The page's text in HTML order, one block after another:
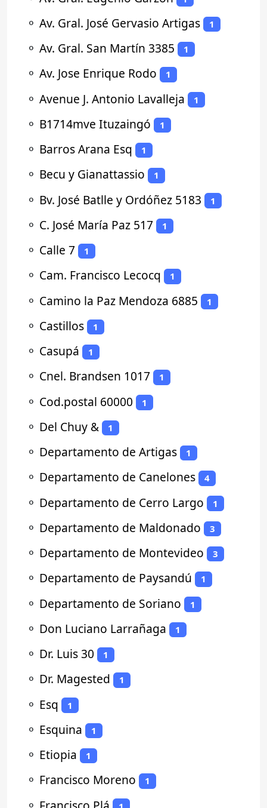
⚬ Av. Gral. José Gervasio Artigas 1
⚬ Av. Gral. San Martín 3385 1
⚬ Av. Jose Enrique Rodo 1
⚬ Avenue J. Antonio Lavalleja 1
⚬ B1714mve Ituzaingó 1
⚬ Barros Arana Esq 1
⚬ Becu y Gianattassio 1
⚬ Bv. José Batlle y Ordóñez 5183 1
⚬ C. José María Paz 517 1
⚬ Calle 7 1
⚬ Cam. Francisco Lecocq 1
⚬ Camino la Paz Mendoza 6885 1
⚬ Castillos 1
⚬ Casupá 1
⚬ Cnel. Brandsen 1017 1
⚬ Cod.postal 60000 1
⚬ Del Chuy & 1
⚬ Departamento de Artigas 1
⚬ Departamento de Canelones 4
⚬ Departamento de Cerro Largo 1
⚬ Departamento de Maldonado 3
⚬ Departamento de Montevideo 3
⚬ Departamento de Paysandú 1
⚬ Departamento de Soriano 1
⚬ Don Luciano Larrañaga 1
⚬ Dr. Luis 30 1
⚬ Dr. Magested 1
⚬ Esq 1
⚬ Esquina 1
⚬ Etiopia 1
⚬ Francisco Moreno 1